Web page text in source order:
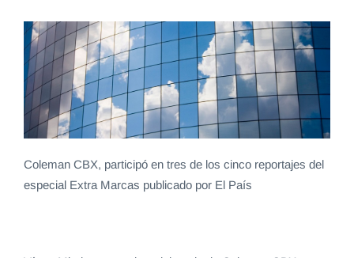
Coleman CBX, participó en tres de los cinco reportajes del
especial Extra Marcas publicado por El País